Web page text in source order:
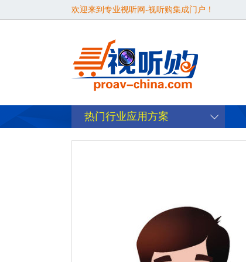
欢迎来到专业视听网-视听购集成门户！
热门行业应用方案